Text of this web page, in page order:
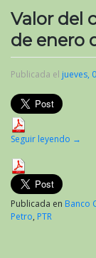
Valor del
de enero
Publicada el jueves,
Seguir leyendo →
Publicada en Banco
Petro, PTR